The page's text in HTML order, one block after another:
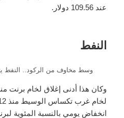
عند 109.56 دولار.
النفط
وسط مخاوف من الركود.. النفط يتراجع 6٪ إلى
انخفاض يومي بالنسبة المئوية